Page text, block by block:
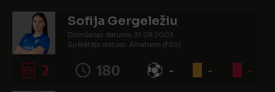
Sofija Gergeležiu
Dzimšanas datums: 31.08.2003.
Spēlētāja statuss: Amatieris (FSS)
2 180 - - -